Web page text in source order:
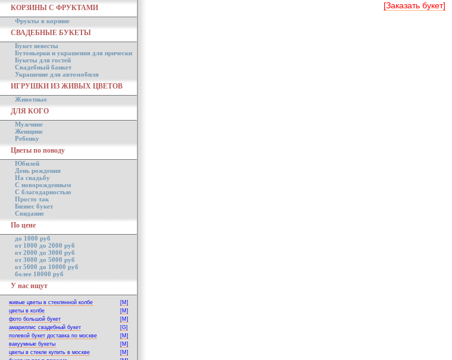
КОРЗИНЫ С ФРУКТАМИ
Фрукты в корзине
СВАДЕБНЫЕ БУКЕТЫ
Букет невесты
Бутоньерки и украшения для прически
Букеты для гостей
Свадебный банкет
Украшение для автомобиля
ИГРУШКИ ИЗ ЖИВЫХ ЦВЕТОВ
Животные
ДЛЯ КОГО
Мужчине
Женщине
Ребенку
Цветы по поводу
Юбилей
День рождения
На свадьбу
С новорожденным
С благодарностью
Просто так
Бизнес букет
Свидание
По цене
до 1000 руб
от 1000 до 2000 руб
от 2000 до 3000 руб
от 3000 до 5000 руб
от 5000 до 10000 руб
более 10000 руб
У нас ищут
живые цветы в стеклянной колбе
[M]
цветы в колбе
[M]
фото большой букет
[M]
амариллис свадебный букет
[G]
полевой букет доставка по москве
[M]
вакуумные букеты
[M]
цветы в стекле купить в москве
[M]
[Заказать букет]